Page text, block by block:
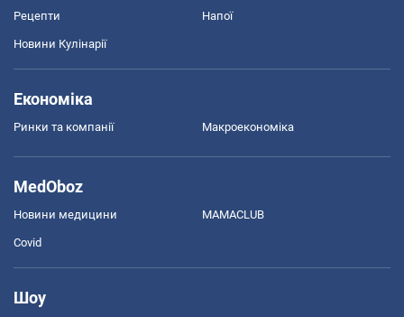
Рецепти Напої
Новини Кулінарії
Економіка
Ринки та компанії Макроекономіка
MedOboz
Новини медицини MAMACLUB
Covid
Шоу